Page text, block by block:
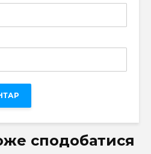
сподобатися